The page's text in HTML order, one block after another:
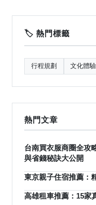
🏷️ 熱門標籤
行程規劃 文化體驗
熱門文章
台南買衣服商圈全攻
與省錢秘訣大公開
東京親子住宿推薦：
高雄租車推薦：15家